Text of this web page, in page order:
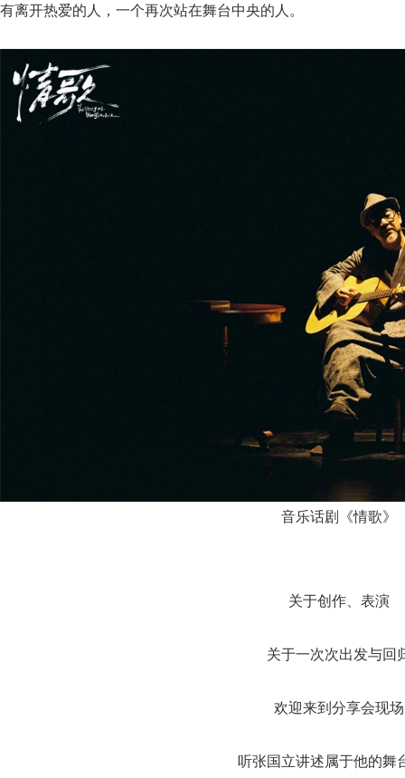
有离开热爱的人，一个再次站在舞台中央的人。
音乐话剧《情歌》
关于创作、表演
关于一次次出发与回
欢迎来到分享会现场
听张国立讲述属于他的舞